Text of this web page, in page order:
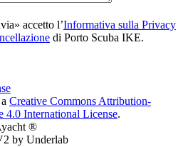
accetto l’Informativa sulla Privacy
di Porto Scuba IKE.
Creative Commons Attribution-
4.0 International License.
®
by Underlab